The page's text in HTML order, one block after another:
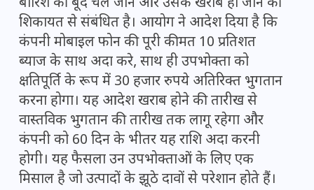
शिकायत से संबंधित है। आयोग ने आदेश दिया है कि
कंपनी मोबाइल फोन की पूरी कीमत 10 प्रतिशत
ब्याज के साथ अदा करे, साथ ही उपभोक्ता को
क्षतिपूर्ति के रूप में 30 हजार रुपये अतिरिक्त भुगतान
करना होगा। यह आदेश खराब होने की तारीख से
वास्तविक भुगतान की तारीख तक लागू रहेगा और
कंपनी को 60 दिन के भीतर यह राशि अदा करनी
होगी। यह फैसला उन उपभोक्ताओं के लिए एक
मिसाल है जो उत्पादों के झूठे दावों से परेशान होते हैं।